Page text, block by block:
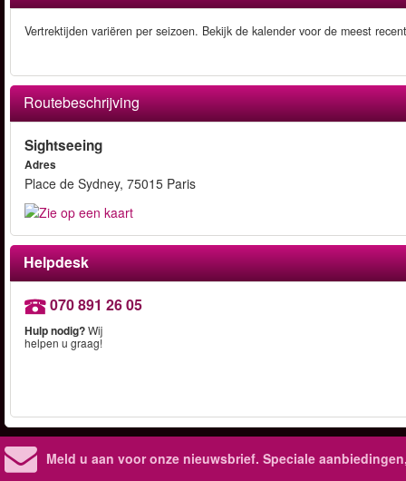
Vertrektijden variëren per seizoen. Bekijk de kalender voor de meest
Routebeschrijving
Sightseeing
Adres
Place de Sydney, 75015 Paris
Helpdesk
070 891 26 05
Hulp nodig?Wij
helpen u graag!
Meld u aan voor onze nieuwsbrief. Speciale